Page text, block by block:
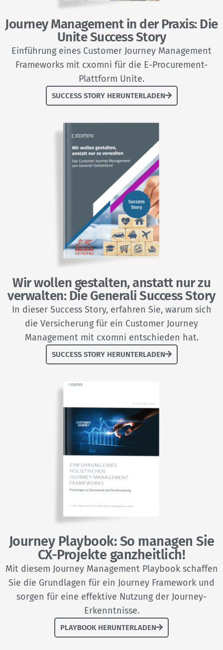
Journey Management in der Praxis: Die
Unite Success Story
Einführung eines Customer Journey Management
Frameworks mit cxomni für die E-Procurement-
Plattform Unite.
SUCCESS STORY HERUNTERLADEN
Wir wollen gestalten, anstatt nur zu
verwalten: Die Generali Success Story
In dieser Success Story, erfahren Sie, warum sich
die Versicherung für ein Customer Journey
Management mit cxomni entschieden hat.
SUCCESS STORY HERUNTERLADEN
Journey Playbook: So managen Sie
CX-Projekte ganzheitlich!
Mit diesem Journey Management Playbook schaffen
Sie die Grundlagen für ein Journey Framework und
sorgen für eine effektive Nutzung der Journey-
Erkenntnisse.
PLAYBOOK HERUNTERLADEN